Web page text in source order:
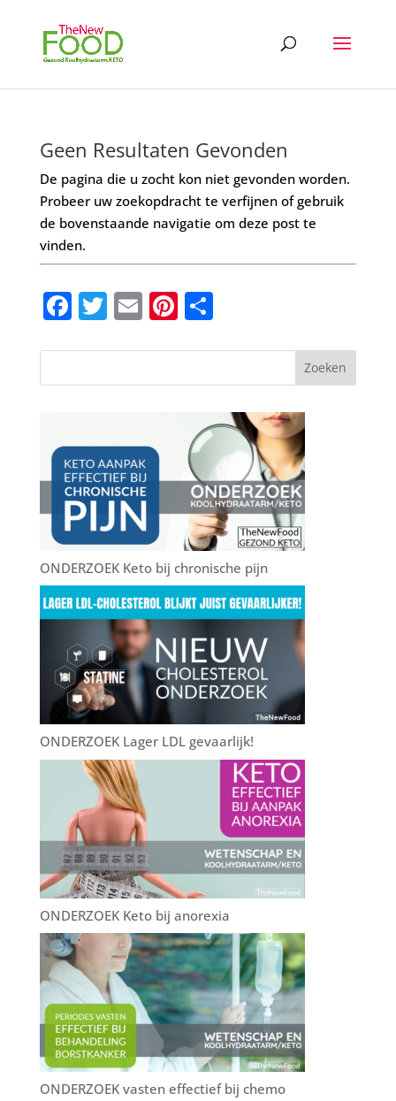
Geen Resultaten Gevonden
De pagina die u zocht kon niet gevonden worden.
Probeer uw zoekopdracht te verfijnen of gebruik
de bovenstaande navigatie om deze post te
vinden.
F
a
c
e
o
o
k
T
w
it
te
E
m
ai
l
Pi
nt
er
e
D
e
n
ONDERZOEK Keto bij chronische pijn
ONDERZOEK Lager LDL gevaarlijk!
ONDERZOEK Keto bij anorexia
ONDERZOEK vasten effectief bij chemo